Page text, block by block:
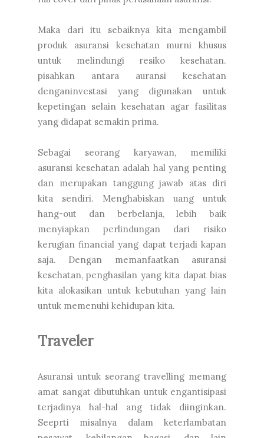
Maka dari itu sebaiknya kita mengambil
produk asuransi kesehatan murni khusus
untuk melindungi resiko kesehatan.
pisahkan antara auransi kesehatan
denganinvestasi yang digunakan untuk
kepetingan selain kesehatan agar fasilitas
yang didapat semakin prima.
Sebagai seorang karyawan, memiliki
asuransi kesehatan adalah hal yang penting
dan merupakan tanggung jawab atas diri
kita sendiri. Menghabiskan uang untuk
hang-out dan berbelanja, lebih baik
menyiapkan perlindungan dari risiko
kerugian financial yang dapat terjadi kapan
saja. Dengan memanfaatkan asuransi
kesehatan, penghasilan yang kita dapat bias
kita alokasikan untuk kebutuhan yang lain
untuk memenuhi kehidupan kita.
Traveler
Asuransi untuk seorang travelling memang
amat sangat dibutuhkan untuk engantisipasi
terjadinya hal-hal ang tidak diinginkan.
Seeprti misalnya dalam keterlambatan